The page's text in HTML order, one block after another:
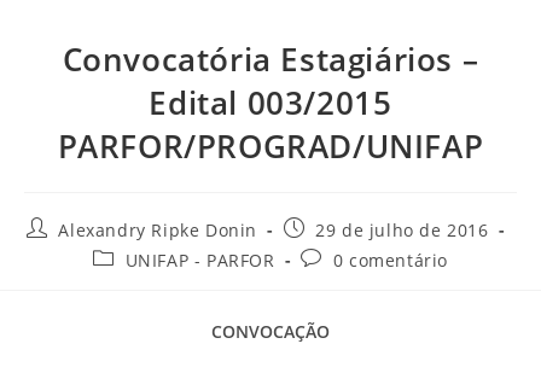
Convocatória Estagiários –
Edital 003/2015
PARFOR/PROGRAD/UNIFAP
Alexandry Ripke Donin
29 de julho de 2016
UNIFAP - PARFOR
0 comentário
CONVOCAÇÃO